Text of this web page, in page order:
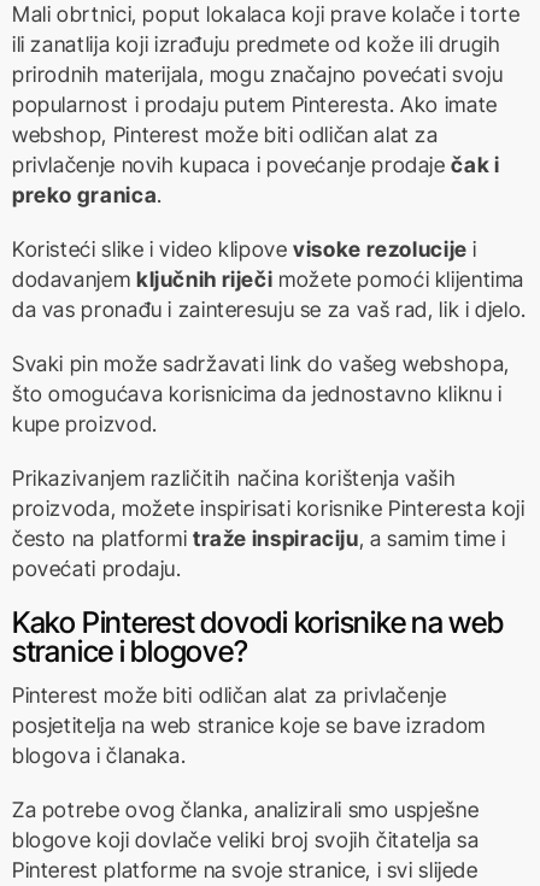
Mali obrtnici, poput lokalaca koji prave kolače i torte
ili zanatlija koji izrađuju predmete od kože ili drugih
prirodnih materijala, mogu značajno povećati svoju
popularnost i prodaju putem Pinteresta. Ako imate
webshop, Pinterest može biti odličan alat za
privlačenje novih kupaca i povećanje prodaječak i
preko granica.
Koristeći slike i video klipovevisoke rezolucije i
dodavanjem ključnih riječi možete pomoći klijentima
da vas pronađu i zainteresuju se za vaš rad, lik i djelo.
Svaki pin može sadržavati link do vašeg webshopa,
što omogućava korisnicima da jednostavno kliknu i
kupe proizvod.
Prikazivanjem različitih načina korištenja vaših
proizvoda, možete inspirisati korisnike Pinteresta koji
često na platformi traže inspiraciju, a samim time i
povećati prodaju.
Kako Pinterest dovodi korisnike na web
stranice i blogove?
Pinterest može biti odličan alat za privlačenje
posjetitelja na web stranice koje se bave izradom
blogova i članaka.
Za potrebe ovog članka, analizirali smo uspješne
blogove koji dovlače veliki broj svojih čitatelja sa
Pinterest platforme na svoje stranice, i svi slijede